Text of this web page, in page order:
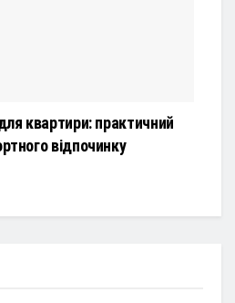
квартири: практичний
відпочинку